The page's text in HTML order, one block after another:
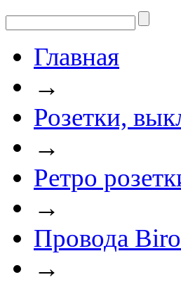
Главная
→
Розетки,
→
Ретро
→
Провода
→